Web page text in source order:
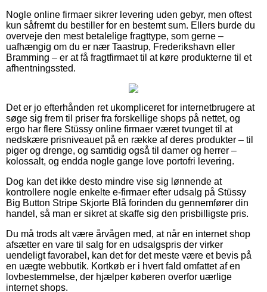
Nogle online firmaer sikrer levering uden gebyr, men oftest
kun såfremt du bestiller for en bestemt sum. Ellers burde du
overveje den mest betalelige fragttype, som gerne –
uafhængig om du er nær Taastrup, Frederikshavn eller
Bramming – er at få fragtfirmaet til at køre produkterne til et
afhentningssted.
Det er jo efterhånden ret ukompliceret for internetbrugere at
søge sig frem til priser fra forskellige shops på nettet, og
ergo har flere Stüssy online firmaer været tvunget til at
nedskære prisniveauet på en række af deres produkter – til
piger og drenge, og samtidig også til damer og herrer –
kolossalt, og endda nogle gange love portofri levering.
Dog kan det ikke desto mindre vise sig lønnende at
kontrollere nogle enkelte e-firmaer efter udsalg på Stüssy
Big Button Stripe Skjorte Blå forinden du gennemfører din
handel, så man er sikret at skaffe sig den prisbilligste pris.
Du må trods alt være årvågen med, at når en internet shop
afsætter en vare til salg for en udsalgspris der virker
uendeligt favorabel, kan det for det meste være et bevis på
en uægte webbutik. Kortkøb er i hvert fald omfattet af en
lovbestemmelse, der hjælper køberen overfor uærlige
internet shops.